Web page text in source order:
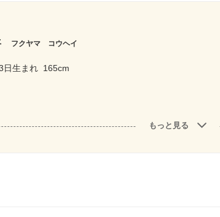
フクヤマ コウヘイ
日生まれ 165cm
もっと見る